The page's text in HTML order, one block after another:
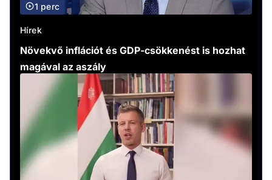
1 perc
Hírek
Növekvő inflációt és GDP-csökkenést is hozhat
magával az aszály